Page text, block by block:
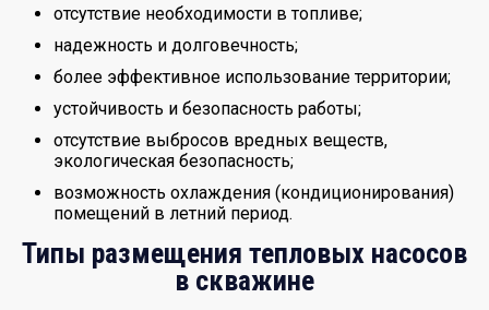
отсутствие необходимости в топливе;
надежность и долговечность;
более эффективное использование территории;
устойчивость и безопасность работы;
отсутствие выбросов вредных веществ,
экологическая безопасность;
возможность охлаждения (кондиционирования)
помещений в летний период.
Типы размещения тепловых насосов
в скважине